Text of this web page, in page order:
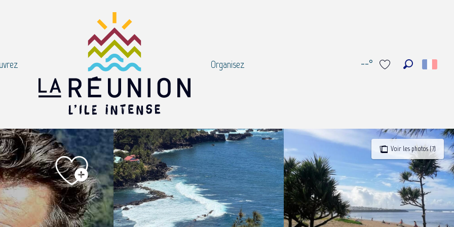
--°
Organisez
Voir les photos (7)